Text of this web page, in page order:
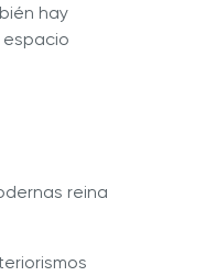
hay
reina